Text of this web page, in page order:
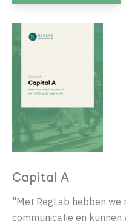
Capital A
"Met RegLab hebben we
communicatie en